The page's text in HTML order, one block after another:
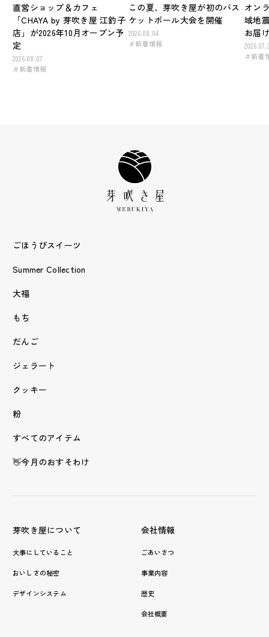
2026.08.07
直営ショップ＆カフェ
「CHAYA by 芽吹き屋 江釣子
店」が2026年10月オープン予
定
＃新着情報
2026.08.04
この夏、芽吹き屋が初のバス
ケットボール大会を開催
＃新着情報
オン
域地
お届
＃新着
ごほうびスイーツ
Summer Collection
大福
もち
だんご
ジェラート
クッキー
粉
すべてのアイテム
👋今月のおすそわけ
芽吹き屋について
大事にしていること
おいしさの秘密
デザインシステム
会社情報
ごあいさつ
事業内容
歴史
会社概要